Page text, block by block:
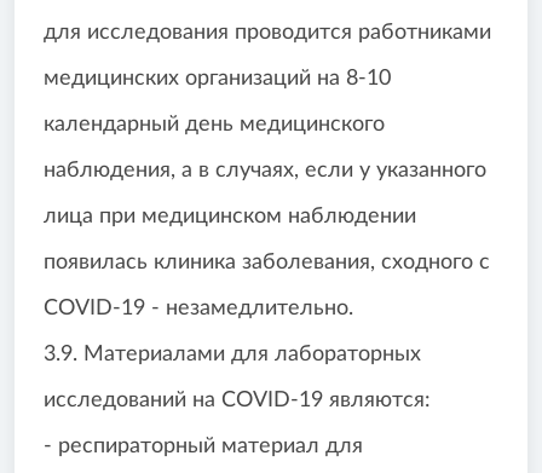
для исследования проводится работниками
медицинских организаций на 8-10
календарный день медицинского
наблюдения, а в случаях, если у указанного
лица при медицинском наблюдении
появилась клиника заболевания, сходного с
COVID-19 - незамедлительно.
3.9. Материалами для лабораторных
исследований на COVID-19 являются:
- респираторный материал для